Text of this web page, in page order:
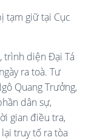
tạm giữ tại Cục
trình diện Đại Tá
ra toà. Tư
Quang Trưởng,
dân sự,
gian điều tra,
truy tố ra tòa